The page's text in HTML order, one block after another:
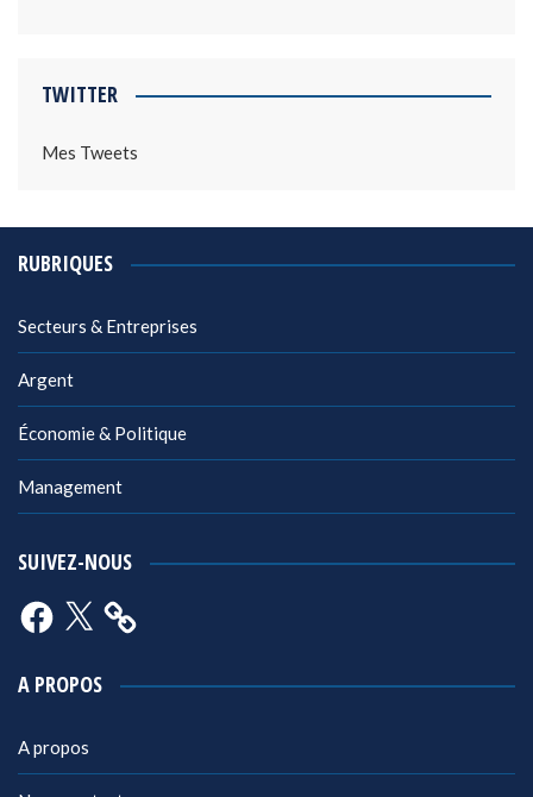
TWITTER
Mes Tweets
RUBRIQUES
Secteurs & Entreprises
Argent
Économie & Politique
Management
SUIVEZ-NOUS
Facebook
X
A PROPOS
A propos